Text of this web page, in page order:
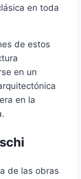
en toda
de estos
en un
en la
de las obras